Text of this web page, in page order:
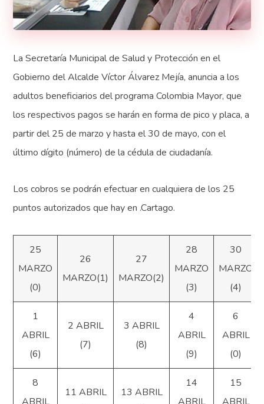
La Secretaría Municipal de Salud y Protección en el
Gobierno del Alcalde Víctor Álvarez Mejía, anuncia a los
adultos beneficiarios del programa Colombia Mayor, que
los respectivos pagos se harán en forma de pico y placa, a
partir del 25 de marzo y hasta el 30 de mayo, con el
último dígito (número) de la cédula de ciudadanía.
Los cobros se podrán efectuar en cualquiera de los 25
puntos autorizados que hay en .Cartago.
25
MARZO
(0)
26
MARZO(1)
27
MARZO(2)
28
MARZO
(3)
30
MARZO
(4)
1
ABRIL
(6)
2 ABRIL
(7)
3 ABRIL
(8)
4
ABRIL
(9)
6
ABRIL
(0)
8
11 ABRIL
13 ABRIL
14
15